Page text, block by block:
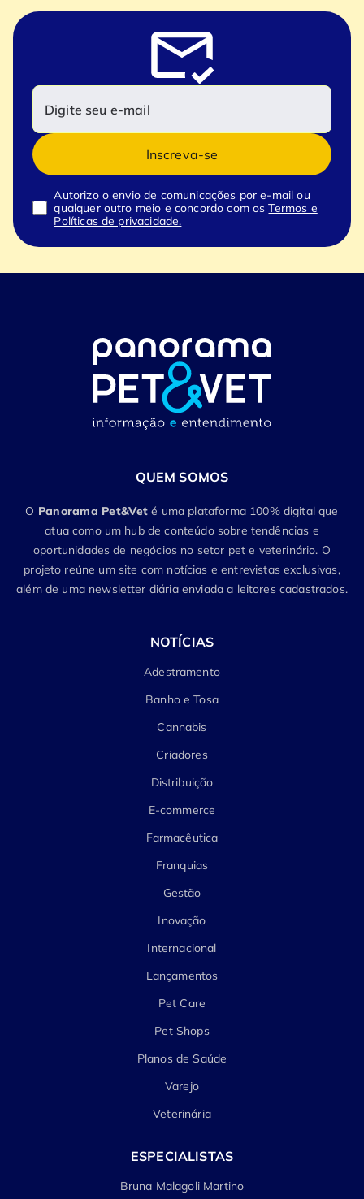
Inscreva-se
Autorizo o envio de comunicações por e-mail ou
qualquer outro meio e concordo com osTermos e
Políticas de privacidade.
QUEM SOMOS
O Panorama Pet&Vet é uma plataforma 100% digital que
atua como um hub de conteúdo sobre tendências e
oportunidades de negócios no setor pet e veterinário. O
projeto reúne um site com notícias e entrevistas exclusivas,
além de uma newsletter diária enviada a leitores cadastrados.
NOTÍCIAS
Adestramento
Banho e Tosa
Cannabis
Criadores
Distribuição
E-commerce
Farmacêutica
Franquias
Gestão
Inovação
Internacional
Lançamentos
Pet Care
Pet Shops
Planos de Saúde
Varejo
Veterinária
ESPECIALISTAS
Bruna Malagoli Martino